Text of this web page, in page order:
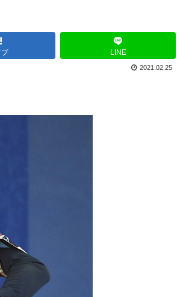
LINE
2021.02.25